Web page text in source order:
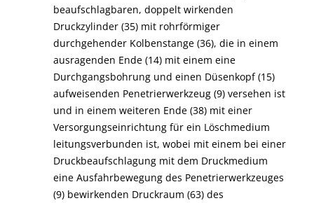
beaufschlagbaren, doppelt wirkenden
Druckzylinder (35) mit rohrförmiger
durchgehender Kolbenstange (36), die in einem
ausragenden Ende (14) mit einem eine
Durchgangsbohrung und einen Düsenkopf (15)
aufweisenden Penetrierwerkzeug (9) versehen ist
und in einem weiteren Ende (38) mit einer
Versorgungseinrichtung für ein Löschmedium
leitungsverbunden ist, wobei mit einem bei einer
Druckbeaufschlagung mit dem Druckmedium
eine Ausfahrbewegung des Penetrierwerkzeuges
(9) bewirkenden Druckraum (63) des